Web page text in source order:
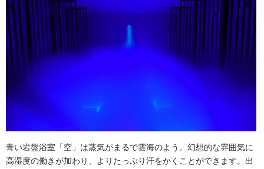
青い岩盤浴室「空」は蒸気がまるで雲海のよう。幻想的な雰囲気に
高湿度の働きが加わり、よりたっぷり汗をかくことができます。出